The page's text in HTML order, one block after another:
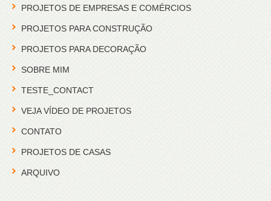
PROJETOS DE EMPRESAS E COMÉRCIOS
PROJETOS PARA CONSTRUÇÃO
PROJETOS PARA DECORAÇÃO
SOBRE MIM
TESTE_CONTACT
VEJA VÍDEO DE PROJETOS
CONTATO
PROJETOS DE CASAS
ARQUIVO